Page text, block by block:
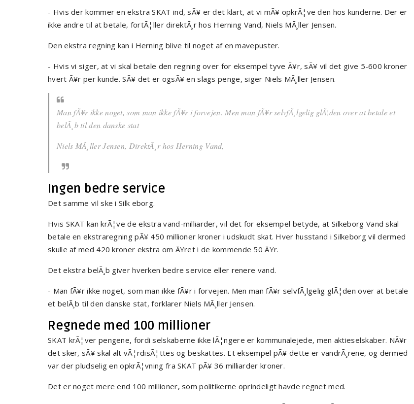
- Hvis der kommer en ekstra SKAT ind, sÃ¥ er det klart, at vi mÃ¥ opkrÃ¦ve den hos kunderne. Der er
ikke andre til at betale, fortÃ¦ller direktÃ¸r hos Herning Vand, Niels MÃ¸ller Jensen.
Den ekstra regning kan i Herning blive til noget af en mavepuster.
- Hvis vi siger, at vi skal betale den regning over for eksempel tyve Ã¥r, sÃ¥ vil det give 5-600 kroner
hvert Ã¥r per kunde. SÃ¥ det er ogsÃ¥ en slags penge, siger Niels MÃ¸ller Jensen.
Man fÃ¥r ikke noget, som man ikke fÃ¥r i forvejen. Men man fÃ¥r selvfÃ¸lgelig glÃ¦den over at betale et
belÃ¸b til den danske stat
Niels MÃ¸ller Jensen, DirektÃ¸r hos Herning Vand,
Ingen bedre service
Det samme vil ske i Silk eborg.
Hvis SKAT kan krÃ¦ve de ekstra vand-milliarder, vil det for eksempel betyde, at Silkeborg Vand skal
betale en ekstraregning pÃ¥ 450 millioner kroner i udskudt skat. Hver husstand i Silkeborg vil dermed
skulle af med 420 kroner ekstra om Ã¥ret i de kommende 50 Ã¥r.
Det ekstra belÃ¸b giver hverken bedre service eller renere vand.
- Man fÃ¥r ikke noget, som man ikke fÃ¥r i forvejen. Men man fÃ¥r selvfÃ¸lgelig glÃ¦den over at betale
et belÃ¸b til den danske stat, forklarer Niels MÃ¸ller Jensen.
Regnede med 100 millioner
SKAT krÃ¦ver pengene, fordi selskaberne ikke lÃ¦ngere er kommunalejede, men aktieselskaber. NÃ¥r
det sker, sÃ¥ skal alt vÃ¦rdisÃ¦ttes og beskattes. Et eksempel pÃ¥ dette er vandrÃ¸rene, og dermed
var der pludselig en opkrÃ¦vning fra SKAT pÃ¥ 36 milliarder kroner.
Det er noget mere end 100 millioner, som politikerne oprindeligt havde regnet med.